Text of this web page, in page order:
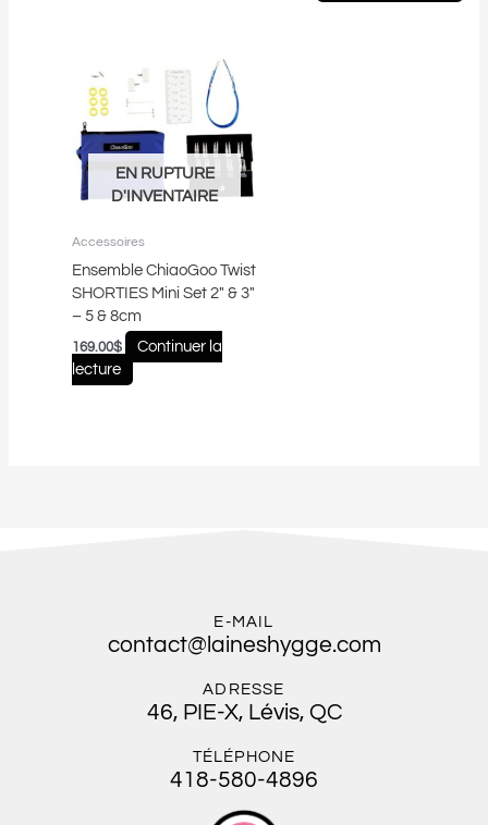
EN RUPTURE
D'INVENTAIRE
Accessoires
Ensemble ChiaoGoo Twist
SHORTIES Mini Set 2″ & 3″
– 5 & 8cm
169.00$
Continuer la
lecture
E-MAIL
contact@laineshygge.com
ADRESSE
46, PIE-X, Lévis, QC
TÉLÉPHONE
418-580-4896